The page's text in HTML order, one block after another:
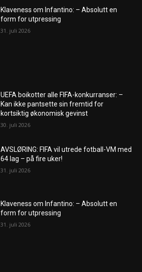
Klaveness om Infantino: – Absolutt en
form for utpressing
31. juli 2026
UEFA boikotter alle FIFA-konkurranser: –
Kan ikke pantsette sin fremtid for
kortsiktig økonomisk gevinst
30. juli 2026
AVSLØRING: FIFA vil utrede fotball-VM med
64 lag – på fire uker!
31. juli 2026
Klaveness om Infantino: – Absolutt en
form for utpressing
31. juli 2026